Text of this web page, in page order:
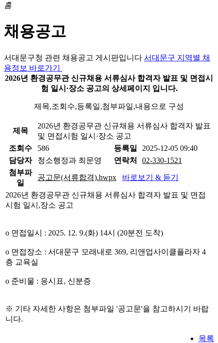
홈
채용공고
서대문구청 관련 채용공고 게시판입니다 서대문구 지역별 채
용정보 바로가기
2026년 환경공무관 신규채용 서류심사 합격자 발표 및 면접시
험 일시·장소 공고의 상세페이지 입니다.
제목,조회수,등록일,첨부파일,내용으로 구성
제목
2026년 환경공무관 신규채용 서류심사 합격자 발표
및 면접시험 일시·장소 공고
조회수
586 등록일
2025-12-05 09:40
담당자
청소행정과 최문영 연락처
02-330-1521
첨부파
일
공고문(서류합격).hwpx 바로보기 & 듣기
2026년 환경공무관 신규채용 서류심사 합격자 발표 및 면접
시험 일시,장소 공고
o 면접일시 : 2025. 12. 9.(화) 14시 (20분전 도착)
o 면접장소 : 서대문구 모래내로 369, 리앤업사이클플라자 4
층 교육실
o 준비물 : 응시표, 신분증
※ 기타 자세한 사항은 첨부파일 '공고문'을 참고하시기 바랍
니다.
목록